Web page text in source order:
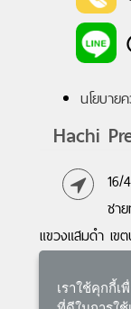
นโยบาย
Hachi
16/
ชาย
แขวงแสมดำ เข
เราใช้คุกกี้